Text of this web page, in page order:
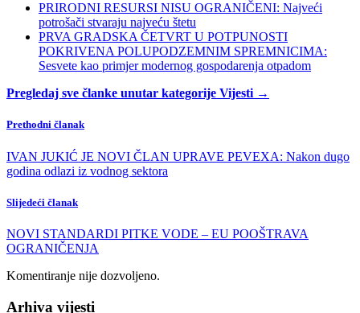
PRIRODNI RESURSI NISU OGRANIČENI: Najveći
potrošači stvaraju najveću štetu
PRVA GRADSKA ČETVRT U POTPUNOSTI
POKRIVENA POLUPODZEMNIM SPREMNICIMA:
Sesvete kao primjer modernog gospodarenja otpadom
Pregledaj sve članke unutar kategorije Vijesti →
Prethodni članak
IVAN JUKIĆ JE NOVI ČLAN UPRAVE PEVEXA: Nakon dugo
godina odlazi iz vodnog sektora
Slijedeći članak
NOVI STANDARDI PITKE VODE – EU POOŠTRAVA
OGRANIČENJA
Komentiranje nije dozvoljeno.
Arhiva vijesti